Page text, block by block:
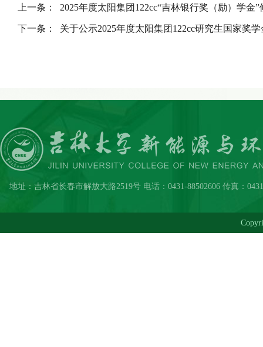
上一条： 2025年度太阳集团122cc“吉林银行奖（励）学金
下一条： 关于公示2025年度太阳集团122cc研究生国家奖
地址：吉林省长春市解放大路2519号 电话：0431-88502606 传真：